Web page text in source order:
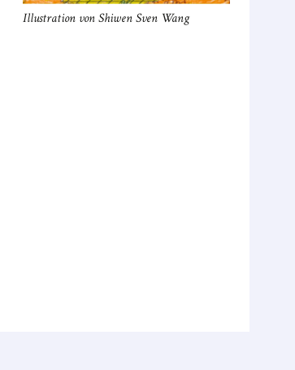
Illustration von Shiwen Sven Wang